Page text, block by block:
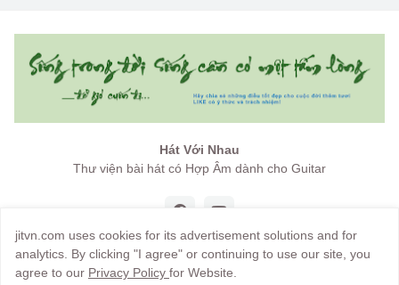
Hát Với Nhau
Thư viện bài hát có Hợp Âm dành cho Guitar
jitvn.com uses cookies for its advertisement solutions and for
analytics. By clicking "I agree" or continuing to use our site, you
agree to our Privacy Policy for Website.